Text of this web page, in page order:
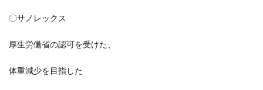
〇サノレックス
厚生労働省の認可を受けた、
体重減少を目指した